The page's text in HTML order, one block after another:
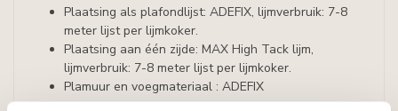
Plaatsing als plafondlijst: ADEFIX, lijmverbruik: 7-8
meter lijst per lijmkoker.
Plaatsing aan één zijde: MAX High Tack lijm,
lijmverbruik: 7-8 meter lijst per lijmkoker.
Plamuur en voegmateriaal : ADEFIX